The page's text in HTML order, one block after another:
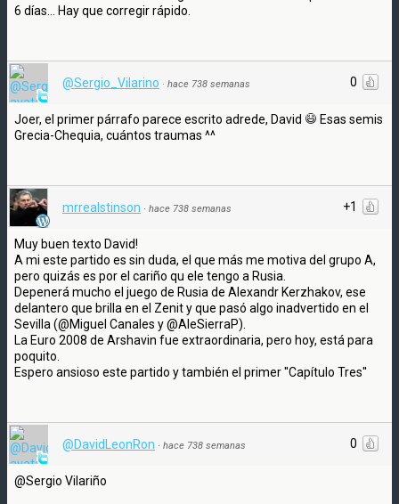
6 días... Hay que corregir rápido.
0
@Sergio_Vilarino · hace 738 semanas
Joer, el primer párrafo parece escrito adrede, David
Esas semis
Grecia-Chequia, cuántos traumas ^^
+1
mrrealstinson · hace 738 semanas
Muy buen texto David!
A mi este partido es sin duda, el que más me motiva del grupo A,
pero quizás es por el cariño qu ele tengo a Rusia.
Depenerá mucho el juego de Rusia de Alexandr Kerzhakov, ese
delantero que brilla en el Zenit y que pasó algo inadvertido en el
Sevilla (@Miguel Canales y @AleSierraP).
La Euro 2008 de Arshavin fue extraordinaria, pero hoy, está para
poquito.
Espero ansioso este partido y también el primer ''Capítulo Tres''
0
@DavidLeonRon · hace 738 semanas
@Sergio Vilariño